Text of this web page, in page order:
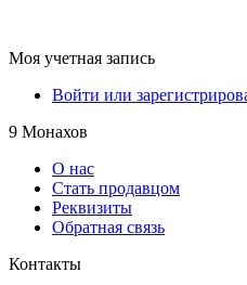
Моя учетная запись
Войти или
9 Монахов
О нас
Стать продавцом
Реквизиты
Обратная связь
Контакты